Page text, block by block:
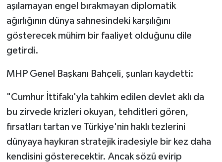
aşılamayan engel bırakmayan diplomatik
ağırlığının dünya sahnesindeki karşılığını
gösterecek mühim bir faaliyet olduğunu dile
getirdi.
MHP Genel Başkanı Bahçeli, şunları kaydetti:
"Cumhur İttifakı'yla tahkim edilen devlet aklı da
bu zirvede krizleri okuyan, tehditleri gören,
fırsatları tartan ve Türkiye'nin haklı tezlerini
dünyaya haykıran stratejik iradesiyle bir kez daha
kendisini gösterecektir. Ancak sözü evirip